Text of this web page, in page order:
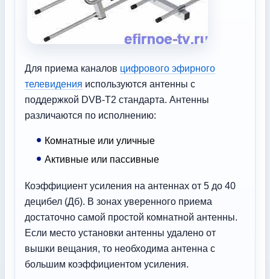
Для приема каналов цифрового эфирного
телевидения используются антенны с
поддержкой DVB-T2 стандарта. Антенны
различаются по исполнению:
Комнатные или уличные
Активные или пассивные
Коэффициент усиления на антеннах от 5 до 40
децибел (Дб). В зонах уверенного приема
достаточно самой простой комнатной антенны.
Если место установки антенны удалено от
вышки вещания, то необходима антенна с
большим коэффициентом усиления.